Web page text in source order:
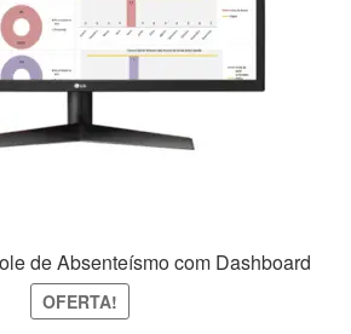
de Absenteísmo com Dashboard
OFERTA!